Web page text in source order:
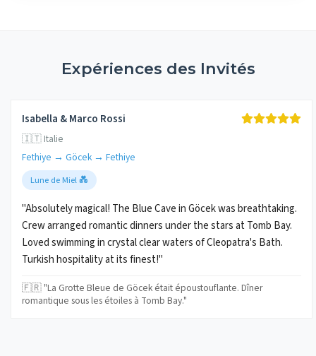
Expériences des Invités
Isabella & Marco Rossi
🇮🇹 Italie
Fethiye → Göcek → Fethiye
Lune de Miel 💑
"Absolutely magical! The Blue Cave in Göcek was breathtaking.
Crew arranged romantic dinners under the stars at Tomb Bay.
Loved swimming in crystal clear waters of Cleopatra's Bath.
Turkish hospitality at its finest!"
🇫🇷 "La Grotte Bleue de Göcek était époustouflante. Dîner
romantique sous les étoiles à Tomb Bay."